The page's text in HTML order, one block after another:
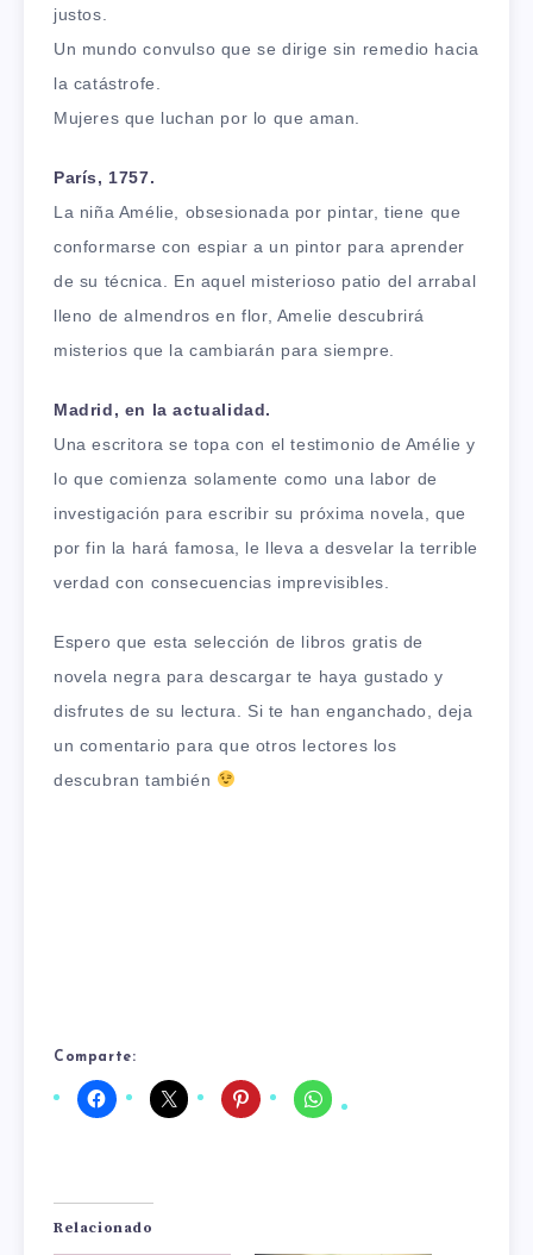
justos.
Un mundo convulso que se dirige sin remedio hacia
la catástrofe.
Mujeres que luchan por lo que aman.
París, 1757.
La niña Amélie, obsesionada por pintar, tiene que
conformarse con espiar a un pintor para aprender
de su técnica. En aquel misterioso patio del arrabal
lleno de almendros en flor, Amelie descubrirá
misterios que la cambiarán para siempre.
Madrid, en la actualidad.
Una escritora se topa con el testimonio de Amélie y
lo que comienza solamente como una labor de
investigación para escribir su próxima novela, que
por fin la hará famosa, le lleva a desvelar la terrible
verdad con consecuencias imprevisibles.
Espero que esta selección de libros gratis de
novela negra para descargar te haya gustado y
disfrutes de su lectura. Si te han enganchado, deja
un comentario para que otros lectores los
descubran también
Comparte:
Relacionado